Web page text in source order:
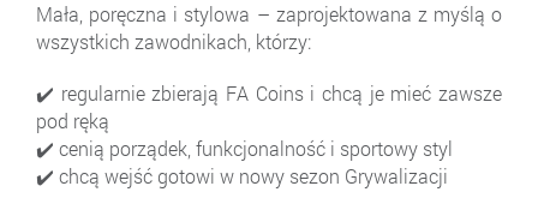
Mała, poręczna i stylowa – zaprojektowana z myślą o
wszystkich zawodnikach, którzy:
✔️ regularnie zbierają FA Coins i chcą je mieć zawsze
pod ręką
✔️ cenią porządek, funkcjonalność i sportowy styl
✔️ chcą wejść gotowi w nowy sezon Grywalizacji